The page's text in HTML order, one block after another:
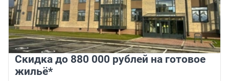
Скидка до 880 000 рублей на готовое
жильё*